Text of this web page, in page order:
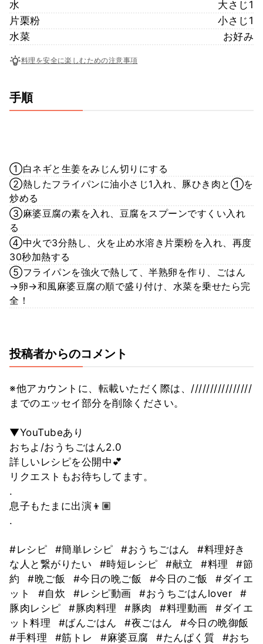
水
大さじ1
片栗粉
小さじ1
水菜
お好み
料理を安全に楽しむための注意事項
手順
①白ネギと生姜をみじん切りにする
②熱したフライパンに油小さじ1入れ、豚ひき肉と①を
炒める
③麻婆豆腐の素を入れ、豆腐をスプーンですくい入れ
る
④中火で3分熱し、火を止め水溶き片栗粉を入れ、再度
30秒加熱する
⑤フライパンを強火で熱して、半熟卵を作り、ごはん
→卵→和風麻婆豆腐の順で盛り付け、水菜を乗せたら完
全！
投稿者からのコメント
※他アカウントに、転載いただく際は、////////////////
までのエッセイ部分を削除ください。
▼YouTubeあり
おちよ/おうちごはん2.0
詳しいレシピを公開中💕
リクエストもお待ちしてます。
.
息子もたまに出演👦🏽
.
#レシピ #簡単レシピ #おうちごはん
#料理好き
な人と繋がりたい
#時短レシピ #献立 #料理
#節
約
#晩ご飯 #今日の晩ご飯 #今日のご飯
#ダイエ
ット
#自炊 #レシピ動画 #おうちごはんlover
#
豚肉レシピ
#豚肉料理 #豚肉 #料理動画
#ダイエ
ット料理
#ばんごはん #夜ごはん
#今日の晩御飯
#手料理
#筋トレ #麻婆豆腐 #たんぱく質
#おち